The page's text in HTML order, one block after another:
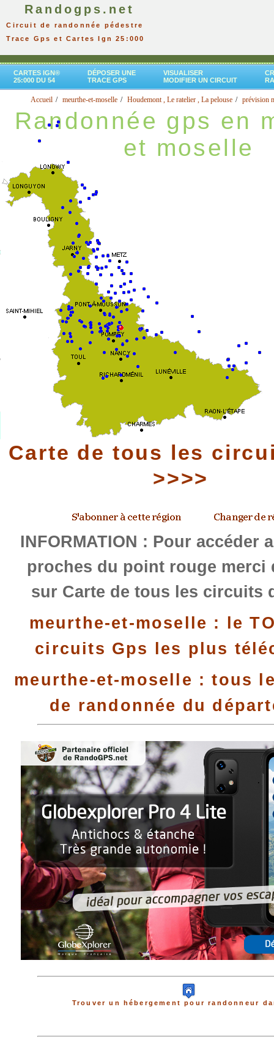
Randogps.net
Circuit de randonnée pédestre
Trace Gps et Cartes Ign 25:000
CARTES IGN®
25:000 DU 54
DÉPOSER UNE
TRACE GPS
VISUALISER
MODIFIER UN CIRCUIT
Accueil meurthe-et-moselle Houdemont , Le ratelier , La pelouse prévision
Randonnée gps en
et moselle
Carte de tous les
>>>>
INFORMATION : Pour accéder
proches du point rouge merci
sur Carte de tous les circuits
meurthe-et-moselle : le
circuits Gps les plus
meurthe-et-moselle : tous
de randonnée du
Trouver un hébergement pour randonneur